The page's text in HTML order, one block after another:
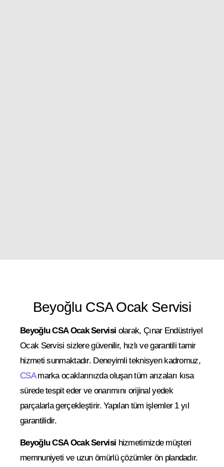
Beyoğlu CSA Ocak Servisi
Beyoğlu CSA Ocak Servisi olarak, Çınar Endüstriyel
Ocak Servisi sizlere güvenilir, hızlı ve garantili tamir
hizmeti sunmaktadır. Deneyimli teknisyen kadromuz,
CSAmarka ocaklarınızda oluşan tüm arızaları kısa
sürede tespit eder ve onarımını orijinal yedek
parçalarla gerçekleştirir. Yapılan tüm işlemler 1 yıl
garantilidir.
Beyoğlu CSA Ocak Servisi hizmetimizde müşteri
memnuniyeti ve uzun ömürlü çözümler ön plandadır.